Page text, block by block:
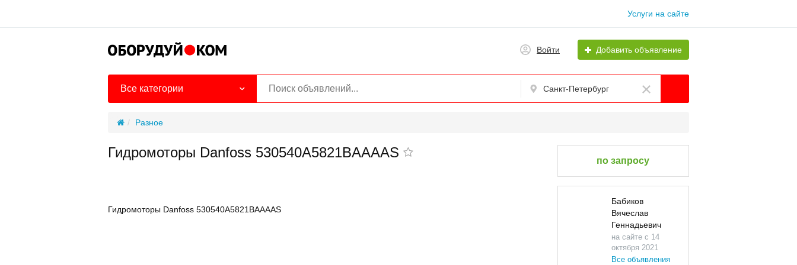
Услуги на сайте
Войти Добавить объявление
Все категории Санкт-Петербург
Разное
Гидромоторы Danfoss 530540A5821BAAAAS
по запросу
Гидромоторы Danfoss 530540A5821BAAAAS
Бабиков
Вячеслав
Геннадьевич
на сайте с 14
октября 2021
Все объявления